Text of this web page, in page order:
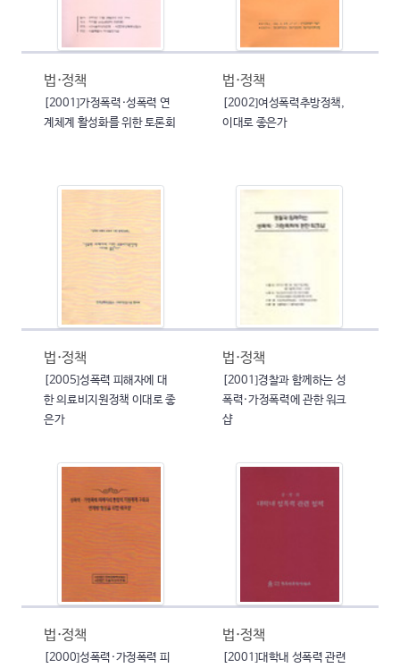
법·정책
[2001]가정폭력·성폭력 연
계체계 활성화를 위한 토론회
법·정책
[2002]여성폭력추방정책,
이대로 좋은가
법·정책
[2005]성폭력 피해자에 대
한 의료비지원정책 이대로 좋
은가
법·정책
[2001]경찰과 함께하는 성
폭력·가정폭력에 관한 워크
샵
법·정책
[2000]성폭력·가정폭력 피
법·정책
[2001]대학내 성폭력 관련